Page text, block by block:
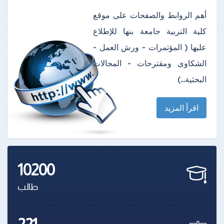
أهم الروابط والصفحات على موقع
كلية التربية جامعة بنها للإطلاع
عليها ( المؤتمرات - ورش العمل -
الشكاوى ومقترحات - المجالات
البحثية...)
اقرأ المزيد
10200
طالب